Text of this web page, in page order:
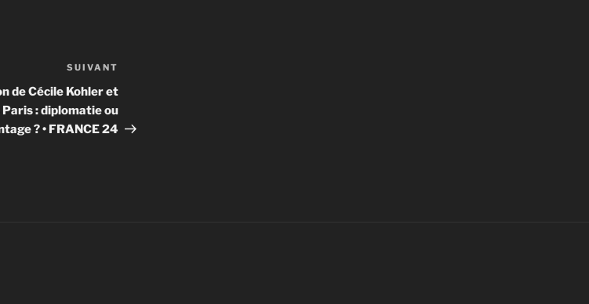
suivant
SUIVANT
de Cécile Kohler et
Paris : diplomatie ou
? • FRANCE 24